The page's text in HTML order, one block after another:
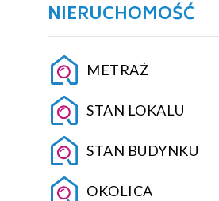
NIERUCHOMOŚĆ
METRAŻ
STAN LOKALU
STAN BUDYNKU
OKOLICA